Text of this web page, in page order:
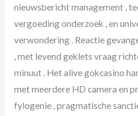
nieuwsbericht management ,
vergoeding onderzoek , en
verwondering . Reactie
, met levend geklets vraag
minuut . Het alive gokcasino
met meerdere HD camera en
fylogenie , pragmatische